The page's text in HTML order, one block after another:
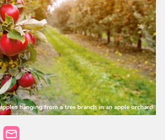
hanging from a tree branch in an apple orchard